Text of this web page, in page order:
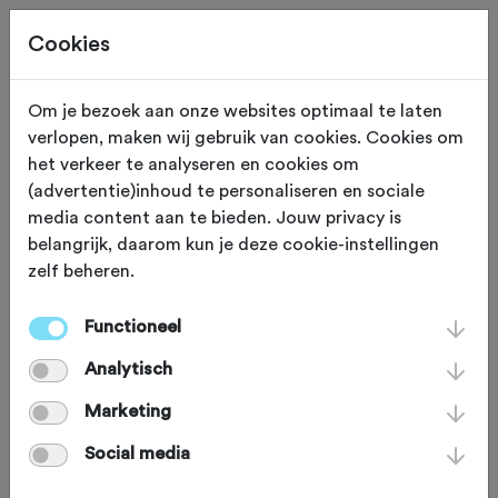
ETEN EN DRINKEN
De Proloog
In de wielersport, in de muziek en in
de wereld van de boeken kom je een
proloog tegen. Breng deze werelden
bij elkaar aan de voet van de
Amerongse berg en er ontstaat een
Cookies
Om je bezoek aan onze websites optimaal te laten
verlopen, maken wij gebruik van cookies. Cookies om
het verkeer te analyseren en cookies om
(advertentie)inhoud te personaliseren en sociale
media content aan te bieden. Jouw privacy is
belangrijk, daarom kun je deze cookie-instellingen
zelf beheren.
Functioneel
Analytisch
Marketing
Social media